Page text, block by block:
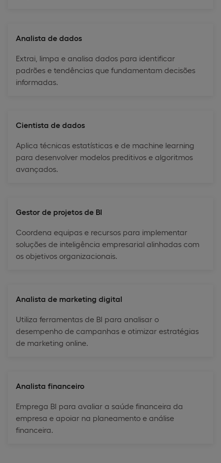
Analista de dados
Extrai, limpa e analisa dados para identificar
padrões e tendências que fundamentam decisões
informadas.
Cientista de dados
Aplica técnicas estatísticas e de machine learning
para desenvolver modelos preditivos e algoritmos
avançados.
Gestor de projetos de BI
Coordena equipas e recursos para implementar
soluções de inteligência empresarial alinhadas com
os objetivos organizacionais.
Analista de marketing digital
Utiliza ferramentas de BI para analisar o
desempenho de campanhas e otimizar estratégias
de marketing online.
Analista financeiro
Emprega BI para avaliar a saúde financeira da
empresa e apoiar na planeamento e análise
financeira.